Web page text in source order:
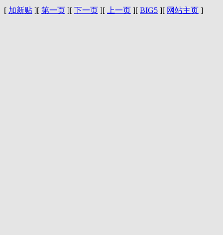
[ 加新贴 ][ 第一页 ][ 下一页 ][ 上一页 ][ BIG5 ][ 网站主页 ]